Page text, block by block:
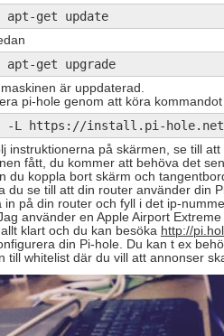
apt-get update
apt-get upgrade
är uppdaterad.
pi-hole genom att köra kommandot
-L https://install.pi-hole.net
instruktionerna på skärmen, se till
fått, du kommer att behöva det
du koppla bort skärm och
du se till att din router använder din
in på din router och fyll i det ip-
använder en Apple Airport
klart och du kan besöka http://
din Pi-hole. Du kan t ex
till whitelist där du vill att annonser